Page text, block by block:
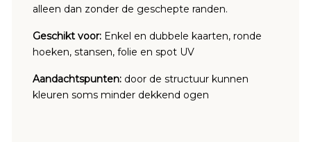
alleen dan zonder de geschepte randen.
Geschikt voor: Enkel en dubbele kaarten, ronde
hoeken, stansen, folie en spot UV
Aandachtspunten: door de structuur kunnen
kleuren soms minder dekkend ogen